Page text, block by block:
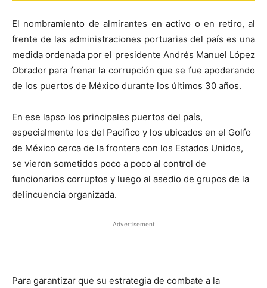
El nombramiento de almirantes en activo o en retiro, al
frente de las administraciones portuarias del país es una
medida ordenada por el presidente Andrés Manuel López
Obrador para frenar la corrupción que se fue apoderando
de los puertos de México durante los últimos 30 años.
En ese lapso los principales puertos del país,
especialmente los del Pacifico y los ubicados en el Golfo
de México cerca de la frontera con los Estados Unidos,
se vieron sometidos poco a poco al control de
funcionarios corruptos y luego al asedio de grupos de la
delincuencia organizada.
Advertisement
Para garantizar que su estrategia de combate a la